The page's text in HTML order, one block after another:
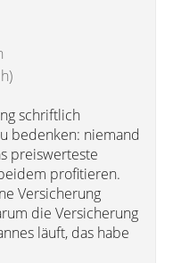
schriftlich
bedenken: niemand
preiswerteste
profitieren.
Versicherung
die Versicherung
läuft, das habe